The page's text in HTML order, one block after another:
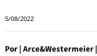
5/08/2022
Por| Arce&Westermeier